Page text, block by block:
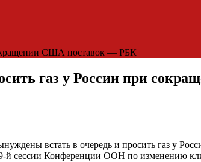
США поставок — РБК
газ у России при
встать в очередь и просить газ у
сессии Конференции ООН по изменению